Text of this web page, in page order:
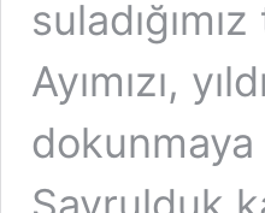
Ayımızı,